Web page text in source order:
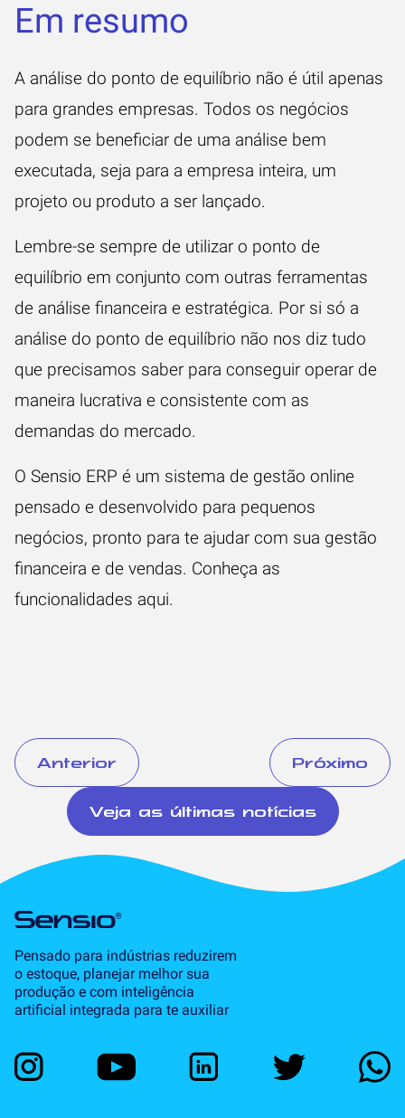
Em resumo
A análise do ponto de equilíbrio não é útil apenas
para grandes empresas. Todos os negócios
podem se beneficiar de uma análise bem
executada, seja para a empresa inteira, um
projeto ou produto a ser lançado.
Lembre-se sempre de utilizar o ponto de
equilíbrio em conjunto com outras ferramentas
de análise financeira e estratégica. Por si só a
análise do ponto de equilíbrio não nos diz tudo
que precisamos saber para conseguir operar de
maneira lucrativa e consistente com as
demandas do mercado.
O Sensio ERP é um sistema de gestão online
pensado e desenvolvido para pequenos
negócios, pronto para te ajudar com sua gestão
financeira e de vendas. Conheça as
funcionalidades aqui.
Anterior Próximo
Veja as últimas notícias
Pensado para indústrias reduzirem
o estoque, planejar melhor sua
produção e com inteligência
artificial integrada para te auxiliar